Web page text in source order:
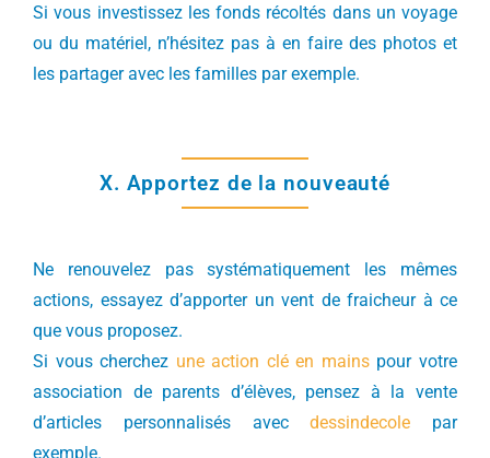
Si vous investissez les fonds récoltés dans un voyage
ou du matériel, n’hésitez pas à en faire des photos et
les partager avec les familles par exemple.
X. Apportez de la nouveauté
Ne renouvelez pas systématiquement les mêmes
actions, essayez d’apporter un vent de fraicheur à ce
que vous proposez.
Si vous cherchez une action clé en mainspour votre
association de parents d’élèves, pensez à la vente
d’articles personnalisés avecdessindecole par
exemple.